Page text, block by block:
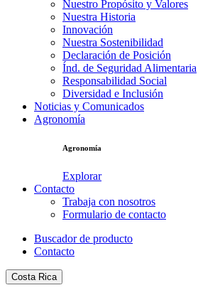
Nuestro Propósito y Valores
Nuestra Historia
Innovación
Nuestra Sostenibilidad
Declaración de Posición
Índ. de Seguridad Alimentaria
Responsabilidad Social
Diversidad e Inclusión
Noticias y Comunicados
Agronomía
Agronomía
Explorar
Contacto
Trabaja con nosotros
Formulario de contacto
Buscador de producto
Contacto
Costa Rica